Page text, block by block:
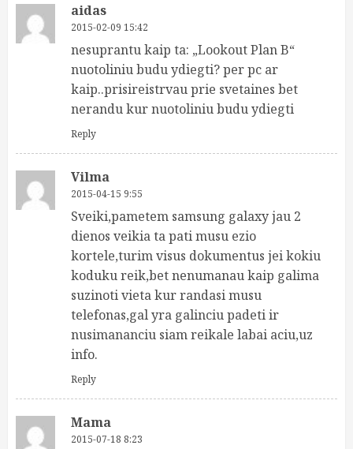
aidas
2015-02-09 15:42
nesuprantu kaip ta: „Lookout Plan B“
nuotoliniu budu ydiegti? per pc ar
kaip..prisireistrvau prie svetaines bet
nerandu kur nuotoliniu budu ydiegti
Reply
Vilma
2015-04-15 9:55
Sveiki,pametem samsung galaxy jau 2
dienos veikia ta pati musu ezio
kortele,turim visus dokumentus jei kokiu
koduku reik,bet nenumanau kaip galima
suzinoti vieta kur randasi musu
telefonas,gal yra galinciu padeti ir
nusimananciu siam reikale labai aciu,uz
info.
Reply
Mama
2015-07-18 8:23